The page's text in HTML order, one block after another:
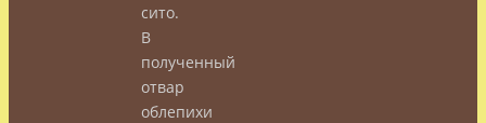
сито.
В
полученный
отвар
облепихи